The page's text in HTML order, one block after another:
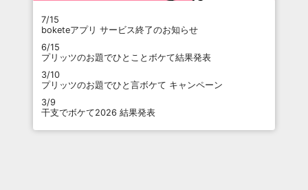
7/15
boketeアプリ サービス終了のお知らせ
6/15
プリッツのお題でひとことボケて結果発表
3/10
プリッツのお題でひと言ボケて キャンペーン
3/9
干支でボケて2026 結果発表